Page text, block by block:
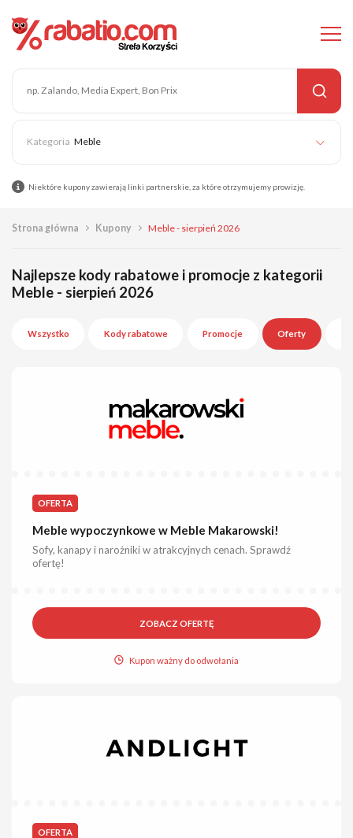
Meble
Niektóre kupony zawierają linki partnerskie, za które otrzymujemy prowizję.
Strona główna Kupony Meble - sierpień 2026
Najlepsze kody rabatowe i promocje z kategorii
Meble - sierpień 2026
Wszystko Kody rabatowe Promocje Oferty
OFERTA
Meble wypoczynkowe w Meble Makarowski!
Sofy, kanapy i narożniki w atrakcyjnych cenach. Sprawdź
ofertę!
ZOBACZ OFERTĘ
Kupon ważny do odwołania
OFERTA